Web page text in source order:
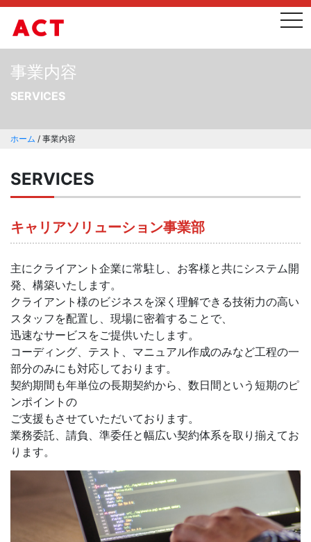
事業内容
SERVICES
ホーム / 事業内容
SERVICES
キャリアソリューション事業部
主にクライアント企業に常駐し、お客様と共にシステム開
発、構築いたします。
クライアント様のビジネスを深く理解できる技術力の高い
スタッフを配置し、現場に密着することで、
迅速なサービスをご提供いたします。
コーディング、テスト、マニュアル作成のみなど工程の一
部分のみにも対応しております。
契約期間も年単位の長期契約から、数日間という短期のピ
ンポイントの
ご支援もさせていただいております。
業務委託、請負、準委任と幅広い契約体系を取り揃えてお
ります。